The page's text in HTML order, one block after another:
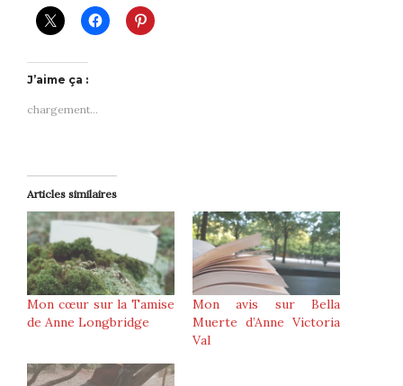
J’aime ça :
chargement…
Articles similaires
Mon cœur sur la Tamise
de Anne Longbridge
Mon avis sur Bella
Muerte d’Anne Victoria
Val